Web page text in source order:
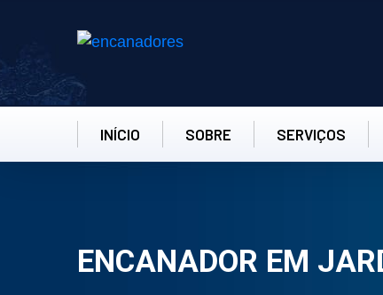
INÍCIO SOBRE SERVIÇOS
ENCANADOR EM